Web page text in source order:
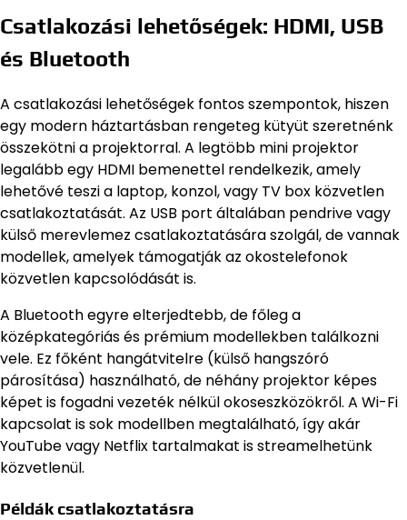
Csatlakozási lehetőségek: HDMI, USB
és Bluetooth
A csatlakozási lehetőségek fontos szempontok, hiszen
egy modern háztartásban rengeteg kütyüt szeretnénk
összekötni a projektorral. A legtöbb mini projektor
legalább egy HDMI bemenettel rendelkezik, amely
lehetővé teszi a laptop, konzol, vagy TV box közvetlen
csatlakoztatását. Az USB port általában pendrive vagy
külső merevlemez csatlakoztatására szolgál, de vannak
modellek, amelyek támogatják az okostelefonok
közvetlen kapcsolódását is.
A Bluetooth egyre elterjedtebb, de főleg a
középkategóriás és prémium modellekben találkozni
vele. Ez főként hangátvitelre (külső hangszóró
párosítása) használható, de néhány projektor képes
képet is fogadni vezeték nélkül okoseszközökről. A Wi-Fi
kapcsolat is sok modellben megtalálható, így akár
YouTube vagy Netflix tartalmakat is streamelhetünk
közvetlenül.
Példák csatlakoztatásra